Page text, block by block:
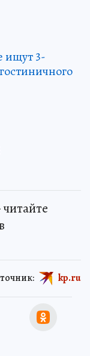
ищут 3-
kp.ru